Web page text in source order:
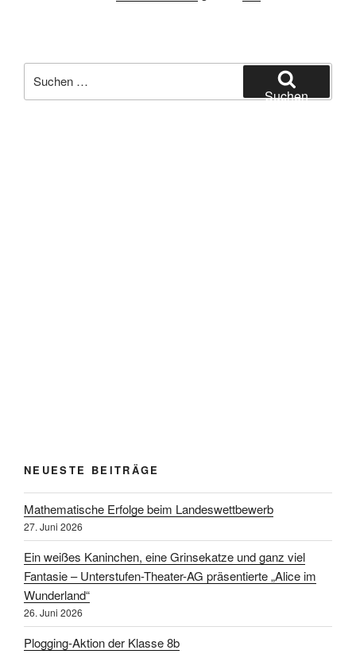
nach:
Suchen
NEUESTE BEITRÄGE
Mathematische Erfolge beim Landeswettbewerb
27. Juni 2026
Ein weißes Kaninchen, eine Grinsekatze und ganz viel
Fantasie – Unterstufen-Theater-AG präsentierte „Alice im
Wunderland“
26. Juni 2026
Plogging-Aktion der Klasse 8b